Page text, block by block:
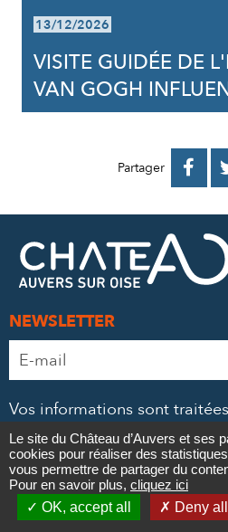
13/12/2026
VISITE GUIDÉE DE
VAN GOGH
Partager 
NEWSLETTER
Adresse
e-
*
Vos informations sont
du Val d’Oise, sur la base de
pour votre inscription à la
Pour en savoir plus et
notre politique de
Le site du Château d’Auvers et ses
cookies pour réaliser des
vous permettre de partager du
Pour en savoir plus, cliquez ici
OK, accept all
Deny